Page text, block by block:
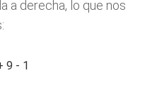
a derecha, lo que nos
9 - 1